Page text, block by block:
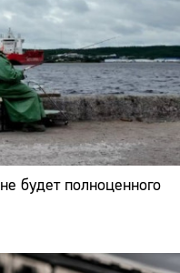
будет полноценного